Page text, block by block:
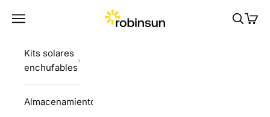
Robinsun
Menú Buscar
Cesta
Kits solares
enchufables
Almacenamiento